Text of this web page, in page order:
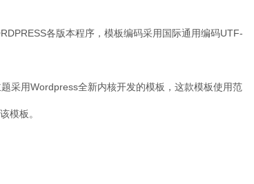
各版本程序，模板编码采用国际通用编码UTF-
采用Wordpress全新内核开发的模板，这款模板使用范
模板。